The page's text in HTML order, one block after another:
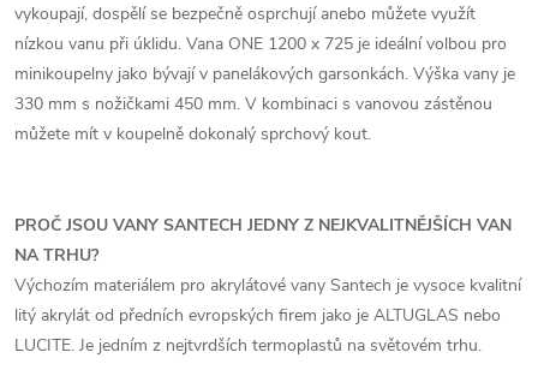
vykoupají, dospělí se bezpečně osprchují anebo můžete využít
nízkou vanu při úklidu. Vana ONE 1200 x 725 je ideální volbou pro
minikoupelny jako bývají v panelákových garsonkách. Výška vany je
330 mm s nožičkami 450 mm. V kombinaci s vanovou zástěnou
můžete mít v koupelně dokonalý sprchový kout.
PROČ JSOU VANY SANTECH JEDNY Z NEJKVALITNĚJŠÍCH VAN
NA TRHU?
Výchozím materiálem pro akrylátové vany Santech je vysoce kvalitní
litý akrylát od předních evropských firem jako je ALTUGLAS nebo
LUCITE. Je jedním z nejtvrdších termoplastů na světovém trhu.